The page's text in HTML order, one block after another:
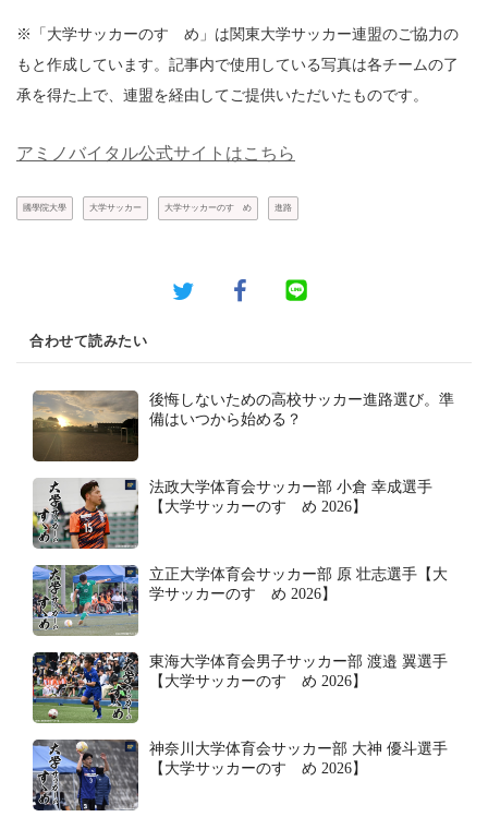
※「大学サッカーのすゝめ」は関東大学サッカー連盟のご協力の
もと作成しています。記事内で使用している写真は各チームの了
承を得た上で、連盟を経由してご提供いただいたものです。
アミノバイタル公式サイトはこちら
國學院大學 大学サッカー 大学サッカーのすゝめ 進路
合わせて読みたい
後悔しないための高校サッカー進路選び。準
備はいつから始める？
法政大学体育会サッカー部 小倉 幸成選手
【大学サッカーのすゝめ 2026】
立正大学体育会サッカー部 原 壮志選手【大
学サッカーのすゝめ 2026】
東海大学体育会男子サッカー部 渡邉 翼選手
【大学サッカーのすゝめ 2026】
神奈川大学体育会サッカー部 大神 優斗選手
【大学サッカーのすゝめ 2026】